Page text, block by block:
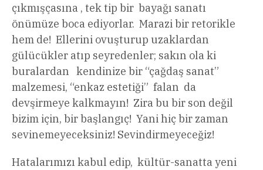
çıkmışçasına , tek tip bir bayağı sanatı
önümüze boca ediyorlar. Marazi bir retorikle
hem de! Ellerini ovuşturup uzaklardan
gülücükler atıp seyredenler; sakın ola ki
buralardan kendinize bir “çağdaş sanat”
malzemesi, “enkaz estetiği” falan da
devşirmeye kalkmayın! Zira bu bir son değil
bizim için, bir başlangıç! Yani hiç bir zaman
sevinemeyeceksiniz! Sevindirmeyeceğiz!
Hatalarımızı kabul edip, kültür-sanatta yeni